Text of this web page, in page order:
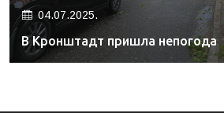
04.07.2025.
В Кронштадт пришла непогода